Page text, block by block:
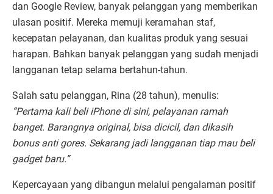
dan Google Review, banyak pelanggan yang memberikan
ulasan positif. Mereka memuji keramahan staf,
kecepatan pelayanan, dan kualitas produk yang sesuai
harapan. Bahkan banyak pelanggan yang sudah menjadi
langganan tetap selama bertahun-tahun.
Salah satu pelanggan, Rina (28 tahun), menulis:
“Pertama kali beli iPhone di sini, pelayanan ramah
banget. Barangnya original, bisa dicicil, dan dikasih
bonus anti gores. Sekarang jadi langganan tiap mau beli
gadget baru.”
Kepercayaan yang dibangun melalui pengalaman positif